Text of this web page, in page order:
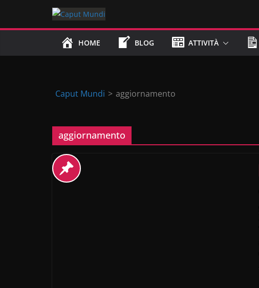
HOME BLOG ATTIVITÀ
Caput Mundi > aggiornamento
aggiornamento